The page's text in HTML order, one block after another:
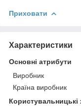
Приховати
Характеристики
Основні атрибути
Виробник
Країна виробник
Користувальницькі